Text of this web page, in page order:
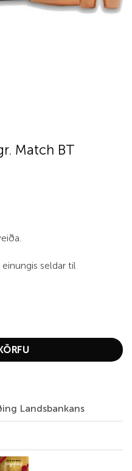
Match BT
seldar til
Landsbankans